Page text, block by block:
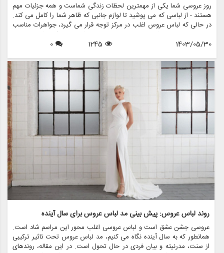
روز عروسی شما یکی از مهمترین لحظات زندگی شماست و همه جزئیات مهم
هستند - از لباسی که می پوشید تا لوازم جانبی که ظاهر شما را کامل می کند.
در حالی که لباس عروس اغلب در مرکز توجه قرار می گیرد، جواهرات مناسب
می تواند مجموعه شما را ارتقا دهد و استایل شما را منعکس کند. در این
مقاله، نحوه تزیین لباس عروسی خود را با جواهرات بیان می کنیم تا اطمینان
مزون چرخچی چگونه می تواند به شما در یافتن اکسسوری های عروس
مناسب برای تکمیل لباس شما کمک کند.
1403/05/30
1245
0
روند لباس عروس: پیش بینی مد لباس عروس برای سال آینده
عروسی جشن عشق است و لباس عروسی اغلب محور این مراسم شاد است.
همانطور که به سال آینده نگاه می کنیم، مد لباس عروس تحت تاثیر ترکیبی
از سنت، مدرنیته و بیان فردی در حال تحول است. در این مقاله، روندهای